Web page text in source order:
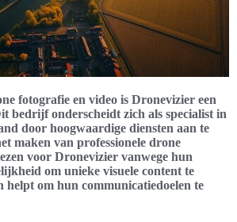
fotografie en video is Dronevizier een
bedrijf onderscheidt zich als specialist in
door hoogwaardige diensten aan te
maken van professionele drone
voor Dronevizier vanwege hun
om unieke visuele content te
helpt om hun communicatiedoelen te